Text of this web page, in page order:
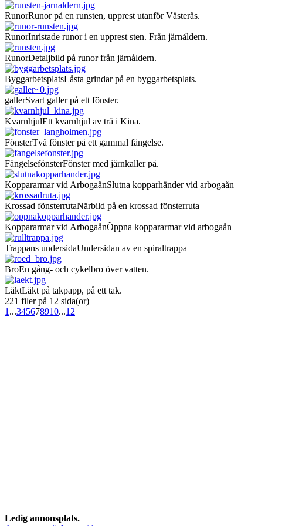
RunorRunor på en runsten, upprest utanför Västerås.
RunorInristade runor i en upprest sten. Från järnåldern.
RunorDetaljbild på runor från järnåldern.
ByggarbetsplatsLåsta grindar på en byggarbetsplats.
gallerSvart galler på ett fönster.
KvarnhjulEtt kvarnhjul av trä i Kina.
FönsterTvå fönster på ett gammal fängelse.
FängelsefönsterFönster med järnkaller på.
Koppararmar vid ArbogaånSlutna kopparhänder vid arbogaån
Krossad fönsterrutaNärbild på en krossad fönsterruta
Koppararmar vid ArbogaånÖppna koppararmar vid arbogaån
Trappans undersidaUndersidan av en spiraltrappa
BroEn gång- och cykelbro över vatten.
LäktLäkt på takpapp, på ett tak.
221 filer på 12 sida(or)
1 ...345678910...12
Ledig annonsplats.